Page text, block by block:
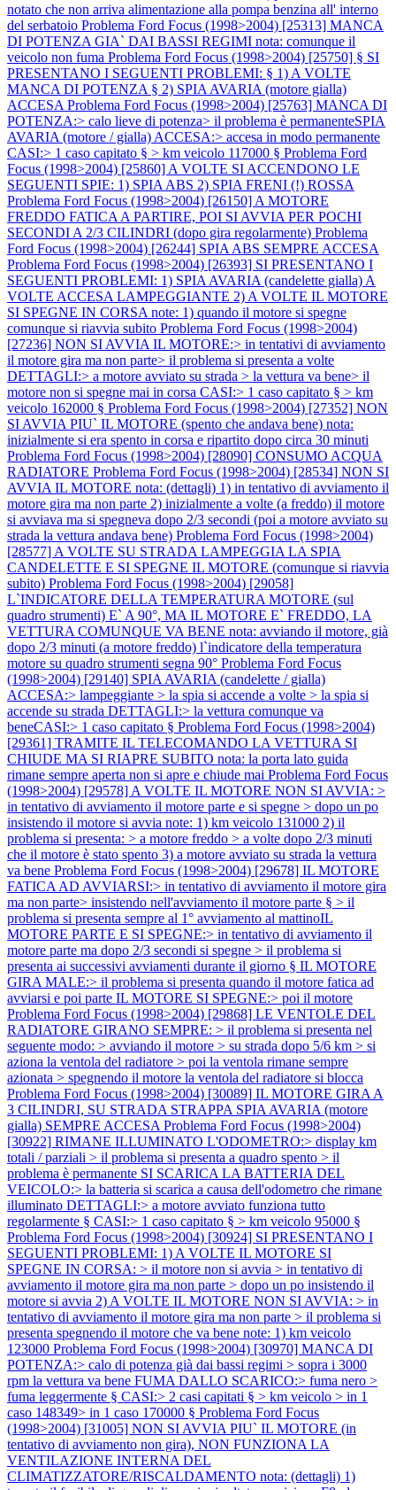
notato che non arriva alimentazione alla pompa benzina all' interno
del serbatoio Problema Ford Focus (1998>2004) [25313] MANCA
DI POTENZA GIA` DAI BASSI REGIMI nota: comunque il
veicolo non fuma Problema Ford Focus (1998>2004) [25750] § SI
PRESENTANO I SEGUENTI PROBLEMI: § 1) A VOLTE
MANCA DI POTENZA § 2) SPIA AVARIA (motore gialla)
ACCESA Problema Ford Focus (1998>2004) [25763] MANCA DI
POTENZA:> calo lieve di potenza> il problema è permanenteSPIA
AVARIA (motore / gialla) ACCESA:> accesa in modo permanente
CASI:> 1 caso capitato § > km veicolo 117000 § Problema Ford
Focus (1998>2004) [25860] A VOLTE SI ACCENDONO LE
SEGUENTI SPIE: 1) SPIA ABS 2) SPIA FRENI (!) ROSSA
Problema Ford Focus (1998>2004) [26150] A MOTORE
FREDDO FATICA A PARTIRE, POI SI AVVIA PER POCHI
SECONDI A 2/3 CILINDRI (dopo gira regolarmente) Problema
Ford Focus (1998>2004) [26244] SPIA ABS SEMPRE ACCESA
Problema Ford Focus (1998>2004) [26393] SI PRESENTANO I
SEGUENTI PROBLEMI: 1) SPIA AVARIA (candelette gialla) A
VOLTE ACCESA LAMPEGGIANTE 2) A VOLTE IL MOTORE
SI SPEGNE IN CORSA note: 1) quando il motore si spegne
comunque si riavvia subito Problema Ford Focus (1998>2004)
[27236] NON SI AVVIA IL MOTORE:> in tentativi di avviamento
il motore gira ma non parte> il problema si presenta a volte
DETTAGLI:> a motore avviato su strada > la vettura va bene> il
motore non si spegne mai in corsa CASI:> 1 caso capitato § > km
veicolo 162000 § Problema Ford Focus (1998>2004) [27352] NON
SI AVVIA PIU` IL MOTORE (spento che andava bene) nota:
inizialmente si era spento in corsa e ripartito dopo circa 30 minuti
Problema Ford Focus (1998>2004) [28090] CONSUMO ACQUA
RADIATORE Problema Ford Focus (1998>2004) [28534] NON SI
AVVIA IL MOTORE nota: (dettagli) 1) in tentativo di avviamento il
motore gira ma non parte 2) inizialmente a volte (a freddo) il motore
si avviava ma si spegneva dopo 2/3 secondi (poi a motore avviato su
strada la vettura andava bene) Problema Ford Focus (1998>2004)
[28577] A VOLTE SU STRADA LAMPEGGIA LA SPIA
CANDELETTE E SI SPEGNE IL MOTORE (comunque si riavvia
subito) Problema Ford Focus (1998>2004) [29058]
L`INDICATORE DELLA TEMPERATURA MOTORE (sul
quadro strumenti) E` A 90°, MA IL MOTORE E` FREDDO, LA
VETTURA COMUNQUE VA BENE nota: avviando il motore, già
dopo 2/3 minuti (a motore freddo) l`indicatore della temperatura
motore su quadro strumenti segna 90° Problema Ford Focus
(1998>2004) [29140] SPIA AVARIA (candelette / gialla)
ACCESA:> lampeggiante > la spia si accende a volte > la spia si
accende su strada DETTAGLI:> la vettura comunque va
beneCASI:> 1 caso capitato § Problema Ford Focus (1998>2004)
[29361] TRAMITE IL TELECOMANDO LA VETTURA SI
CHIUDE MA SI RIAPRE SUBITO nota: la porta lato guida
rimane sempre aperta non si apre e chiude mai Problema Ford Focus
(1998>2004) [29578] A VOLTE IL MOTORE NON SI AVVIA: >
in tentativo di avviamento il motore parte e si spegne > dopo un po
insistendo il motore si avvia note: 1) km veicolo 131000 2) il
problema si presenta: > a motore freddo > a volte dopo 2/3 minuti
che il motore è stato spento 3) a motore avviato su strada la vettura
va bene Problema Ford Focus (1998>2004) [29678] IL MOTORE
FATICA AD AVVIARSI:> in tentativo di avviamento il motore gira
ma non parte> insistendo nell'avviamento il motore parte § > il
problema si presenta sempre al 1° avviamento al mattinoIL
MOTORE PARTE E SI SPEGNE:> in tentativo di avviamento il
motore parte ma dopo 2/3 secondi si spegne > il problema si
presenta ai successivi avviamenti durante il giorno § IL MOTORE
GIRA MALE:> il problema si presenta quando il motore fatica ad
avviarsi e poi parte IL MOTORE SI SPEGNE:> poi il motore
Problema Ford Focus (1998>2004) [29868] LE VENTOLE DEL
RADIATORE GIRANO SEMPRE: > il problema si presenta nel
seguente modo: > avviando il motore > su strada dopo 5/6 km > si
aziona la ventola del radiatore > poi la ventola rimane sempre
azionata > spegnendo il motore la ventola del radiatore si blocca
Problema Ford Focus (1998>2004) [30089] IL MOTORE GIRA A
3 CILINDRI, SU STRADA STRAPPA SPIA AVARIA (motore
gialla) SEMPRE ACCESA Problema Ford Focus (1998>2004)
[30922] RIMANE ILLUMINATO L'ODOMETRO:> display km
totali / parziali > il problema si presenta a quadro spento > il
problema è permanente SI SCARICA LA BATTERIA DEL
VEICOLO:> la batteria si scarica a causa dell'odometro che rimane
illuminato DETTAGLI:> a motore avviato funziona tutto
regolarmente § CASI:> 1 caso capitato § > km veicolo 95000 §
Problema Ford Focus (1998>2004) [30924] SI PRESENTANO I
SEGUENTI PROBLEMI: 1) A VOLTE IL MOTORE SI
SPEGNE IN CORSA: > il motore non si avvia > in tentativo di
avviamento il motore gira ma non parte > dopo un po insistendo il
motore si avvia 2) A VOLTE IL MOTORE NON SI AVVIA: > in
tentativo di avviamento il motore gira ma non parte > il problema si
presenta spegnendo il motore che va bene note: 1) km veicolo
123000 Problema Ford Focus (1998>2004) [30970] MANCA DI
POTENZA:> calo di potenza già dai bassi regimi > sopra i 3000
rpm la vettura va bene FUMA DALLO SCARICO:> fuma nero >
fuma leggermente § CASI:> 2 casi capitati § > km veicolo > in 1
caso 148349> in 1 caso 170000 § Problema Ford Focus
(1998>2004) [31005] NON SI AVVIA PIU` IL MOTORE (in
tentativo di avviamento non gira), NON FUNZIONA LA
VENTILAZIONE INTERNA DEL
CLIMATIZZATORE/RISCALDAMENTO nota: (dettagli) 1)